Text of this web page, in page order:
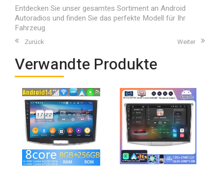
Entdecken Sie unser gesamtes Sortiment an Android
Autoradios und finden Sie das perfekte Modell für Ihr
Fahrzeug.
Zurück Weiter
Verwandte Produkte